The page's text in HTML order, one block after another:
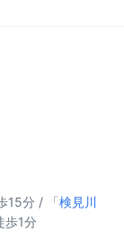
15分 / 「検見川
歩1分